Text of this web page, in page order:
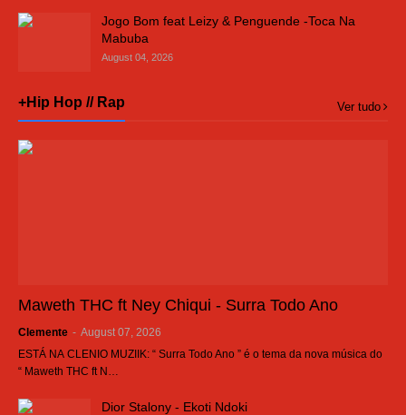
Jogo Bom feat Leizy & Penguende -Toca Na
Mabuba
August 04, 2026
+Hip Hop // Rap Ver tudo
Maweth THC ft Ney Chiqui - Surra Todo Ano
Clemente - August 07, 2026
ESTÁ NA CLENIO MUZIIK: “ Surra Todo Ano ” é o tema da nova música do
“ Maweth THC ft N…
Dior Stalony - Ekoti Ndoki